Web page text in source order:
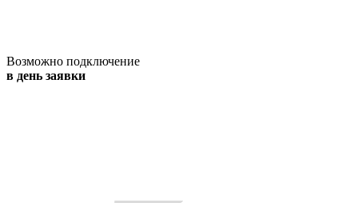
Возможно подключение
в день заявки